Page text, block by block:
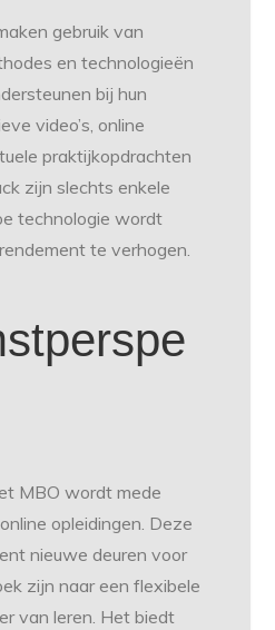
gebruik van
en technologieën
bij hun
video’s, online
praktijkopdrachten
zijn slechts enkele
technologie wordt
te verhogen.
MBO wordt mede
opleidingen. Deze
nieuwe deuren voor
zijn naar een flexibele
van leren. Het biedt